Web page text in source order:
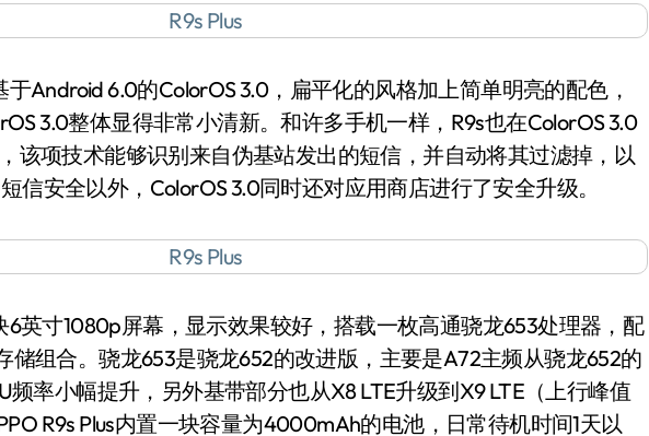
Android 6.0的ColorOS 3.0，扁平化的风格加上简单明亮的配色，
3.0整体显得非常小清新。和许多手机一样，R9s也在ColorOS 3.0
该项技术能够识别来自伪基站发出的短信，并自动将其过滤掉，以
信安全以外，ColorOS 3.0同时还对应用商店进行了安全升级。
英寸1080p屏幕，显示效果较好，搭载一枚高通骁龙653处理器，配
储组合。骁龙653是骁龙652的改进版，主要是A72主频从骁龙652的
频率小幅提升，另外基带部分也从X8 LTE升级到X9 LTE（上行峰值
R9s Plus内置一块容量为4000mAh的电池，日常待机时间1天以